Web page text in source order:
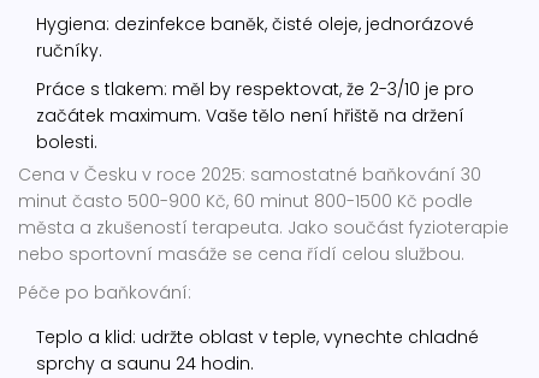
Hygiena: dezinfekce baněk, čisté oleje, jednorázové
ručníky.
Práce s tlakem: měl by respektovat, že 2-3/10 je pro
začátek maximum. Vaše tělo není hřiště na držení
bolesti.
Cena v Česku v roce 2025: samostatné baňkování 30
minut často 500-900 Kč, 60 minut 800-1500 Kč podle
města a zkušeností terapeuta. Jako součást fyzioterapie
nebo sportovní masáže se cena řídí celou službou.
Péče po baňkování:
Teplo a klid: udržte oblast v teple, vynechte chladné
sprchy a saunu 24 hodin.